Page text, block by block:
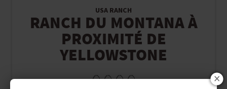
USA RANCH
RANCH DU MONTANA À
PROXIMITÉ DE
YELLOWSTONE